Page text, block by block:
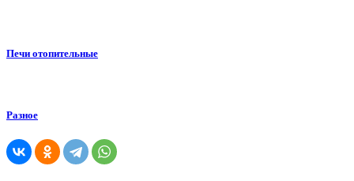
Печи отопительные
Разное